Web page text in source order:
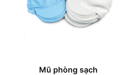
Mũ phòng sạch